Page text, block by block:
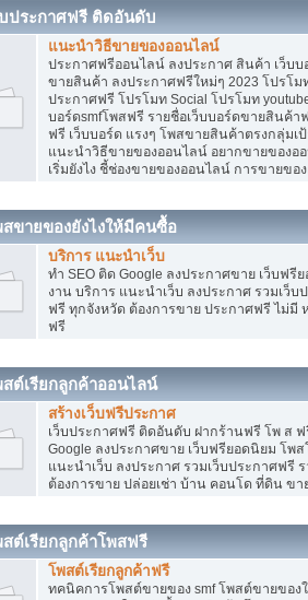
บประกาศฟรี ติดอันดับ
แนะนำวิธีขายของออนไลน์
ประกาศฟรีออนไลน์ ลงประกาศ สินค้า เว็บ
ขายสินค้า ลงประกาศฟรีใหม่ๆ 2023 โปรโ
ประกาศฟรี โปรโมท Social โปรโมท
บอร์ดsmfโพสฟรี รายชื่อเว็บบอร์ดขายสินค้
ฟรี เว็บบอร์ด แรงๆ โพสขายสินค้าตรงกลุ่ม
แนะนำวิธีขายของออนไลน์ อยากขายของอ
เริ่มยังไง ชี้ช่องขายของออนไลน์ การขายขอ
ขายของยังไงให้มีคนซื้อ
บริการ แนะนำเว็บ
ทำ SEO ติด Google ลงประกาศขาย เว็บฟ
งาน บริการ แนะนำเว็บ ลงประกาศ รวมเว็
ฟรี ทุกจังหวัด ต้องการขาย ประกาศฟรี ไม่มี
ฟรี
ต์เรียกลูกค้าออนไลน์
สร้างเว็บฟรีประกาศ
เว็บประกาศฟรี ติดอันดับ ฝากร้านฟรี โพ ส
Google ลงประกาศขาย เว็บฟรียอดนิยม โ
แนะนำเว็บ ลงประกาศ รวมเว็บประกาศฟรี
ต้องการขาย ปล่อยเช่า บ้าน คอนโด ที่ดิน ข
ต์เรียกลูกค้าโพสฟรี
โพสต์เรียกลูกค้าฟรี
ทคนิคการโพสต์ขายของ smf โพสต์ขายขอ